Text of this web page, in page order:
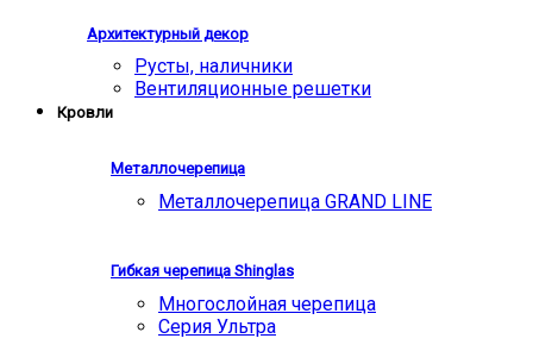
Архитектурный декор
Русты, наличники
Вентиляционные решетки
Кровли
Металлочерепица
Металлочерепица GRAND LINE
Гибкая черепица Shinglas
Многослойная черепица
Серия Ультра